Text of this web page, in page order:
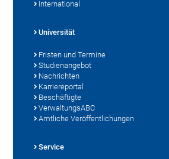
International
Universität
Fristen und Termine
Studienangebot
Nachrichten
Karriereportal
Beschäftigte
VerwaltungsABC
Amtliche Veröffentlichungen
Service